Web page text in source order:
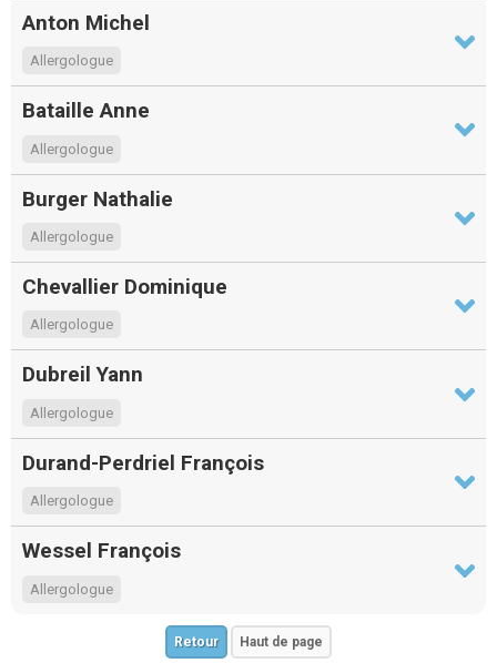
Anton Michel
Allergologue
Bataille Anne
Allergologue
Burger Nathalie
Allergologue
Chevallier Dominique
Allergologue
Dubreil Yann
Allergologue
Durand-Perdriel François
Allergologue
Wessel François
Allergologue
Retour Haut de page